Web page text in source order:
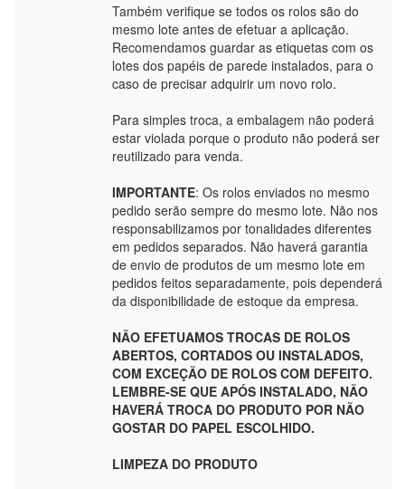
Também verifique se todos os rolos são do
mesmo lote antes de efetuar a aplicação.
Recomendamos guardar as etiquetas com os
lotes dos papéis de parede instalados, para o
caso de precisar adquirir um novo rolo.
Para simples troca, a embalagem não poderá
estar violada porque o produto não poderá ser
reutilizado para venda.
IMPORTANTE: Os rolos enviados no mesmo
pedido serão sempre do mesmo lote. Não nos
responsabilizamos por tonalidades diferentes
em pedidos separados. Não haverá garantia
de envio de produtos de um mesmo lote em
pedidos feitos separadamente, pois dependerá
da disponibilidade de estoque da empresa.
NÃO EFETUAMOS TROCAS DE ROLOS
ABERTOS, CORTADOS OU INSTALADOS,
COM EXCEÇÃO DE ROLOS COM DEFEITO.
LEMBRE-SE QUE APÓS INSTALADO, NÃO
HAVERÁ TROCA DO PRODUTO POR NÃO
GOSTAR DO PAPEL ESCOLHIDO.
LIMPEZA DO PRODUTO